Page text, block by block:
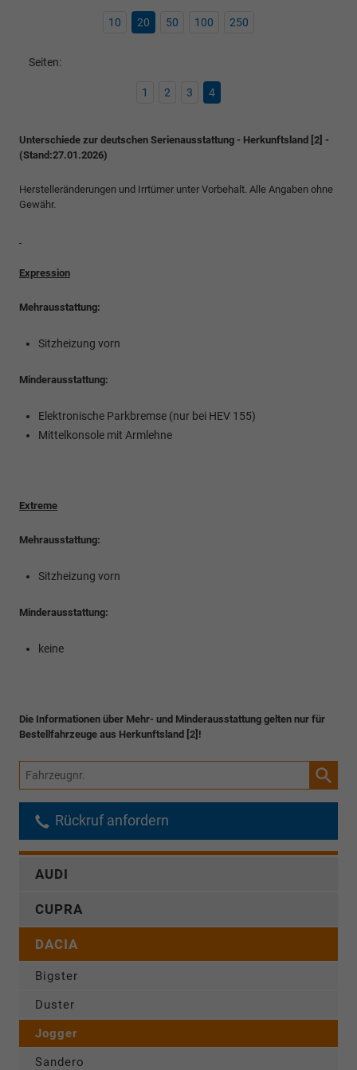
10 20 50 100 250
Seiten:
1 2 3 4
Unterschiede zur deutschen Serienausstattung - Herkunftsland [2] -
(Stand:27.01.2026)
Herstelleränderungen und Irrtümer unter Vorbehalt. Alle Angaben ohne
Gewähr.
Expression
Mehrausstattung:
Sitzheizung vorn
Minderausstattung:
Elektronische Parkbremse (nur bei HEV 155)
Mittelkonsole mit Armlehne
Extreme
Mehrausstattung:
Sitzheizung vorn
Minderausstattung:
keine
Die Informationen über Mehr- und Minderausstattung gelten nur für
Bestellfahrzeuge aus Herkunftsland [2]!
Fahrzeugnr.
Rückruf anfordern
AUDI
CUPRA
DACIA
Bigster
Duster
Jogger
Sandero